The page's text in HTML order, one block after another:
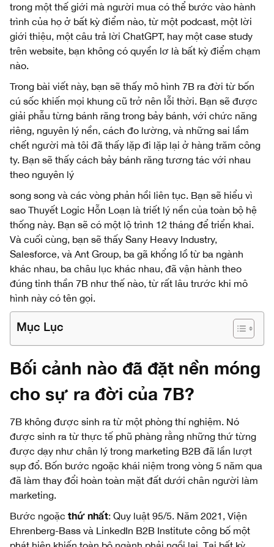
trong một thế giới mà người mua có thể bước vào hành
trình của họ ở bất kỳ điểm nào, từ một podcast, một lời
giới thiệu, một câu trả lời ChatGPT, hay một case study
trên website, bạn không có quyền lơ là bất kỳ điểm chạm
nào.
Trong bài viết này, bạn sẽ thấy mô hình 7B ra đời từ bốn
cú sốc khiến mọi khung cũ trở nên lỗi thời. Bạn sẽ được
giải phẫu từng bánh răng trong bảy bánh, với chức năng
riêng, nguyên lý nền, cách đo lường, và những sai lầm
chết người mà tôi đã thấy lặp đi lặp lại ở hàng trăm công
ty. Bạn sẽ thấy cách bảy bánh răng tương tác với nhau
theo nguyên lý
song song và các vòng phản hồi liên tục. Bạn sẽ hiểu vì
sao Thuyết Logic Hỗn Loạn là triết lý nền của toàn bộ hệ
thống này. Bạn sẽ có một lộ trình 12 tháng để triển khai.
Và cuối cùng, bạn sẽ thấy Sany Heavy Industry,
Salesforce, và Ant Group, ba gã khổng lồ từ ba ngành
khác nhau, ba châu lục khác nhau, đã vận hành theo
đúng tinh thần 7B như thế nào, từ rất lâu trước khi mô
hình này có tên gọi.
Mục Lục
Bối cảnh nào đã đặt nền móng
cho sự ra đời của 7B?
7B không được sinh ra từ một phòng thí nghiệm. Nó
được sinh ra từ thực tế phũ phàng rằng những thứ từng
được dạy như chân lý trong marketing B2B đã lần lượt
sụp đổ. Bốn bước ngoặc khái niệm trong vòng 5 năm qua
đã làm thay đổi hoàn toàn mặt đất dưới chân người làm
marketing.
Bước ngoặc thứ nhất: Quy luật 95/5. Năm 2021, Viện
Ehrenberg-Bass và LinkedIn B2B Institute công bố một